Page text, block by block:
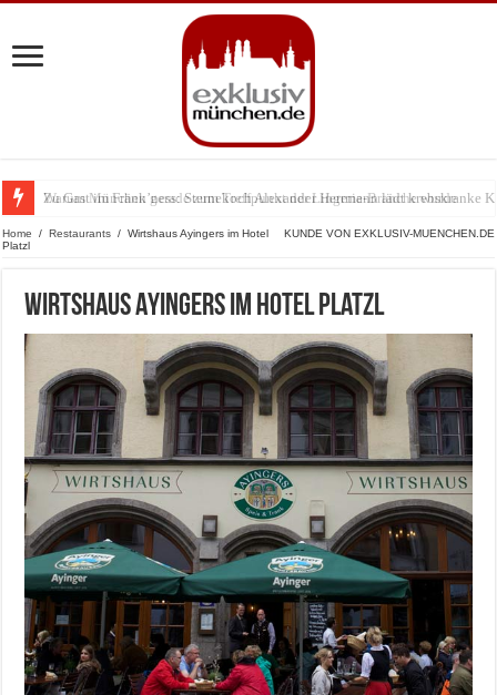
Zu Gast im Fränk’ness: Sternekoch Alexander Herrmann lädt krebskranke
Warum München gerade zum Treffpunkt der Lingerie-Branche wurde
KUNDE VON EXKLUSIV-MUENCHEN.DE
Home / Restaurants / Wirtshaus Ayingers im Hotel
Platzl
Wirtshaus Ayingers im Hotel Platzl